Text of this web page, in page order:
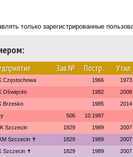
только зарегистрированные
Зав.№ Постр. Утил.
Częstochowa 1966 1973
Oświęcim 1982 2008
Brzesko 1985 2014
506 10.1987
Szczecin 1829 1989 2007
Szczecin ✝ 1829 1989 2007
Szczecin ✝ 1829 1989 2007